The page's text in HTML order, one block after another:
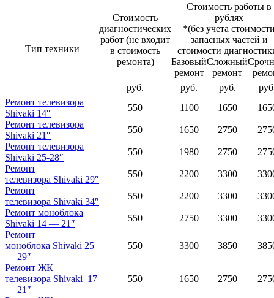
Тип техники
Стоимость
диагностичеcких
работ (не входит
в стоимость
ремонта)
Стоимость работы в
рублях
*(без учета
запасных частей и
стоимости
Базовый
ремонт
Сложный
ремонт
руб.
руб. руб.
Ремонт телевизора
Shivaki 14″
550 1100 1650
Ремонт телевизора
Shivaki 21″
550 1650 2750
Ремонт телевизора
Shivaki 25-28″
550 1980 2750
Ремонт
телевизора Shivaki 29″
550 2200 3300
Ремонт
телевизора Shivaki 34″
550 2200 3300
Ремонт моноблока
Shivaki 14 — 21″
550 2750 3300
Ремонт
моноблока Shivaki 25
— 29″
550 3300 3850
Ремонт ЖК
телевизора Shivaki 17
— 21″
550 1650 2750